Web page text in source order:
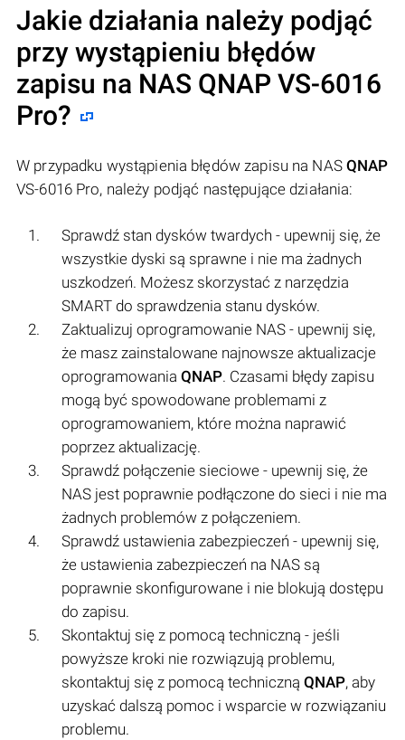
Jakie działania należy podjąć
przy wystąpieniu błędów
zapisu na NAS QNAP VS-6016
Pro?
W przypadku wystąpienia błędów zapisu na NAS QNAP
VS-6016 Pro, należy podjąć następujące działania:
Sprawdź stan dysków twardych - upewnij się, że
wszystkie dyski są sprawne i nie ma żadnych
uszkodzeń. Możesz skorzystać z narzędzia
SMART do sprawdzenia stanu dysków.
Zaktualizuj oprogramowanie NAS - upewnij się,
że masz zainstalowane najnowsze aktualizacje
oprogramowania QNAP. Czasami błędy zapisu
mogą być spowodowane problemami z
oprogramowaniem, które można naprawić
poprzez aktualizację.
Sprawdź połączenie sieciowe - upewnij się, że
NAS jest poprawnie podłączone do sieci i nie ma
żadnych problemów z połączeniem.
Sprawdź ustawienia zabezpieczeń - upewnij się,
że ustawienia zabezpieczeń na NAS są
poprawnie skonfigurowane i nie blokują dostępu
do zapisu.
Skontaktuj się z pomocą techniczną - jeśli
powyższe kroki nie rozwiązują problemu,
skontaktuj się z pomocą techniczną QNAP, aby
uzyskać dalszą pomoc i wsparcie w rozwiązaniu
problemu.